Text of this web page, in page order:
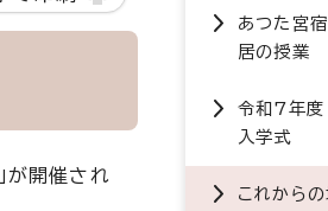
が開催され
あつた宮
居の授業
令和7年
入学式
これから